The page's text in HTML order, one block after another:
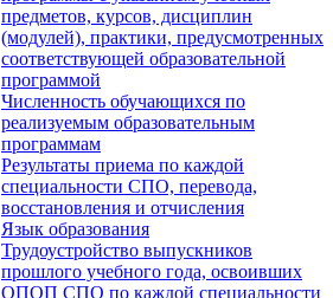
предметов, курсов, дисциплин
(модулей), практики, предусмотренных
соответствующей образовательной
программой
Численность обучающихся по
реализуемым образовательным
программам
Результаты приема по каждой
специальности СПО, перевода,
восстановления и отчисления
Язык образования
Трудоустройство выпускников
прошлого учебного года, освоивших
ОПОП СПО по каждой специальности